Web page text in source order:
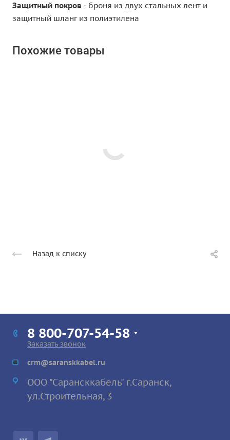
Защитный покров - броня из двух стальных лент и
защитный шланг из полиэтилена
Похожие товары
Назад к списку
8 800-707-54-58
Заказать звонок
crm@saranskkabel.ru
ООО "Сарансккабель" г.Саранск,
ул.Строительная, 3